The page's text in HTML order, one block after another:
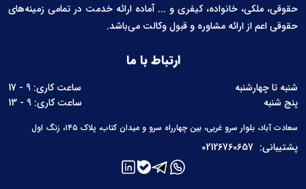
حقوقی، ملکی، خانواده، کیفری و ... آماده ارائه خدمت در تمامی زمینه‌های
حقوقی اعم از ارائه مشاوره و قبول وکالت می‌باشد.
ارتباط با ما
شنبه تا چهارشنبه
ساعت کاری: 9 - 17
پنج شنبه
ساعت کاری: 9 - 13
سعادت آباد، بلوار سرو غربی، بین چهارراه سرو و میدان کتاب، پلاک ۱۴۵، زنگ اول
پشتیبانی: 02126760657